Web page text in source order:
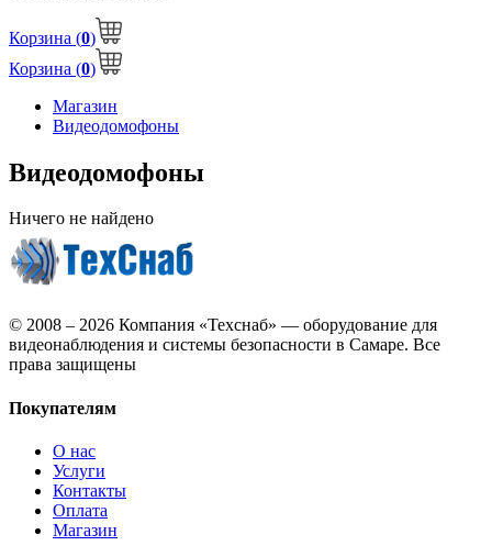
Корзина (0)
Корзина (0)
Магазин
Видеодомофоны
Видеодомофоны
Ничего не найдено
© 2008 – 2026 Компания «Техснаб» — оборудование для
видеонаблюдения и системы безопасности в Самаре. Все
права защищены
Покупателям
О нас
Услуги
Контакты
Оплата
Магазин